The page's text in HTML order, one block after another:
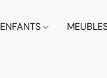
ENFANTS